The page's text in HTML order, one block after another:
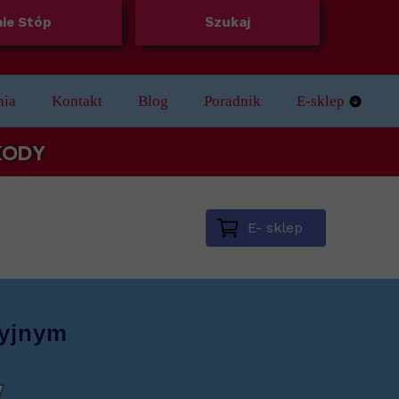
Kontakt Blog Poradnik E-sklep
E- sklep
Stóp Szukaj